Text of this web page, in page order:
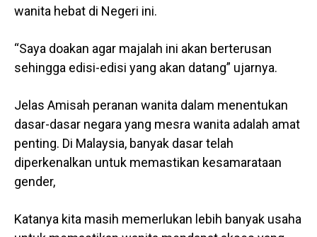
wanita hebat di Negeri ini.
“Saya doakan agar majalah ini akan berterusan
sehingga edisi-edisi yang akan datang” ujarnya.
Jelas Amisah peranan wanita dalam menentukan
dasar-dasar negara yang mesra wanita adalah amat
penting. Di Malaysia, banyak dasar telah
diperkenalkan untuk memastikan kesamarataan
gender,
Katanya kita masih memerlukan lebih banyak usaha